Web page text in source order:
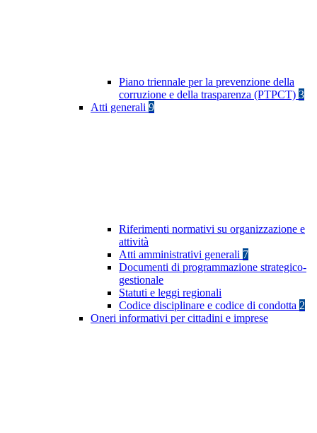
Piano triennale per la prevenzione della
corruzione e della trasparenza (PTPCT) 3
Atti generali 9
Riferimenti normativi su organizzazione e
attività
Atti amministrativi generali 7
Documenti di programmazione strategico-
gestionale
Statuti e leggi regionali
Codice disciplinare e codice di condotta 2
Oneri informativi per cittadini e imprese